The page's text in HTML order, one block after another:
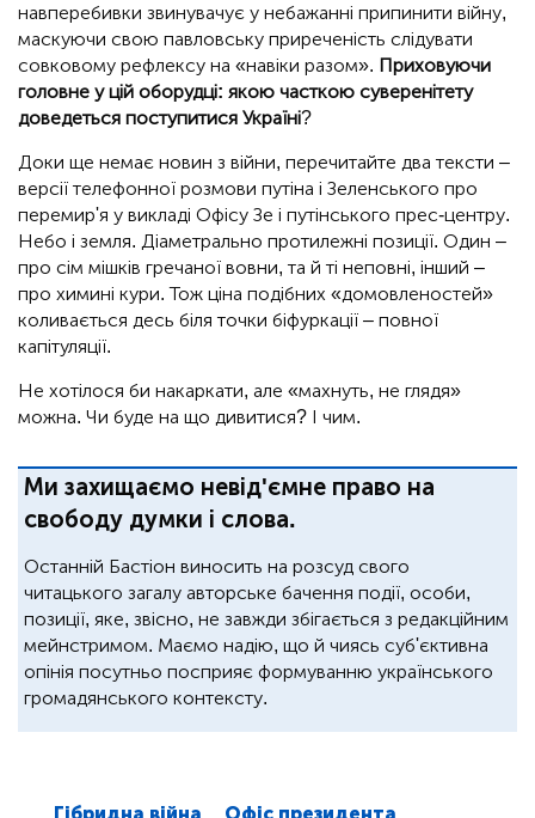
навперебивки звинувачує у небажанні припинити війну,
маскуючи свою павловську приреченість слідувати
совковому рефлексу на «навіки разом». Приховуючи
головне у цій оборудці: якою часткою суверенітету
доведеться поступитися Україні?
Доки ще немає новин з війни, перечитайте два тексти –
версії телефонної розмови путіна і Зеленського про
перемир'я у викладі Офісу Зе і путінського прес-центру.
Небо і земля. Діаметрально протилежні позиції. Один –
про сім мішків гречаної вовни, та й ті неповні, інший –
про химині кури. Тож ціна подібних «домовленостей»
коливається десь біля точки біфуркації – повної
капітуляції.
Не хотілося би накаркати, але «махнуть, не глядя»
можна. Чи буде на що дивитися? І чим.
Ми захищаємо невід'ємне право на
свободу думки і слова.
Останній Бастіон виносить на розсуд свого
читацького загалу авторське бачення події, особи,
позиції, яке, звісно, не завжди збігається з редакційним
мейнстримом. Маємо надію, що й чиясь суб'єктивна
опінія посутньо посприяє формуванню українського
громадянського контексту.